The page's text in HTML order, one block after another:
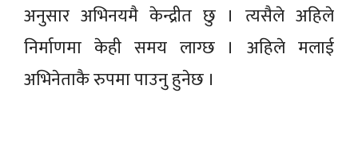
अनुसार अभिनयमै केन्द्रीत छु । त्यसैले अहिले
निर्माणमा केही समय लाग्छ । अहिले मलाई
अभिनेताकै रुपमा पाउनु हुनेछ ।